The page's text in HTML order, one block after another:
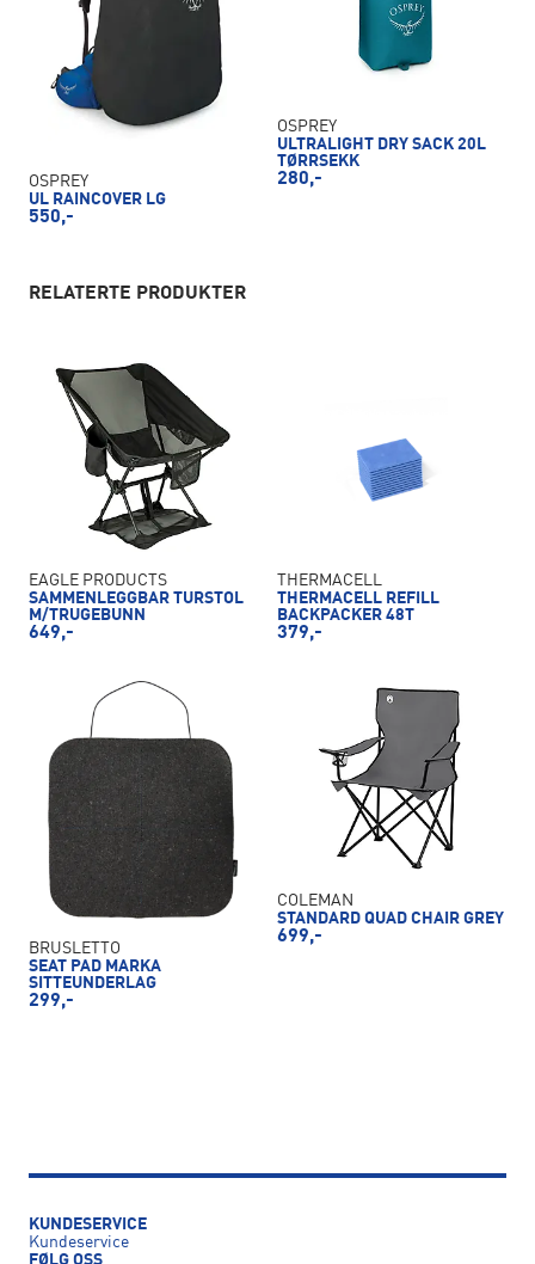
OSPREY
UL RAINCOVER LG
550,-
OSPREY
ULTRALIGHT DRY SACK 20L
TØRRSEKK
280,-
RELATERTE PRODUKTER
EAGLE PRODUCTS
SAMMENLEGGBAR TURSTOL
M/TRUGEBUNN
649,-
THERMACELL
THERMACELL REFILL
BACKPACKER 48T
379,-
BRUSLETTO
SEAT PAD MARKA
SITTEUNDERLAG
299,-
COLEMAN
STANDARD QUAD CHAIR GREY
699,-
KUNDESERVICE
Kundeservice